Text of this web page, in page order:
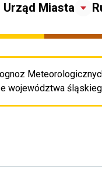
Urząd Miasta
województwa